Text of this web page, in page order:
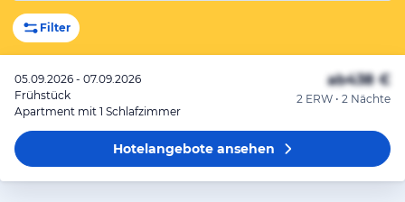
Filter
05.09.2026 - 07.09.2026
Frühstück
Apartment mit 1 Schlafzimmer
ab438 €
2 ERW • 2 Nächte
Hotelangeboteansehen